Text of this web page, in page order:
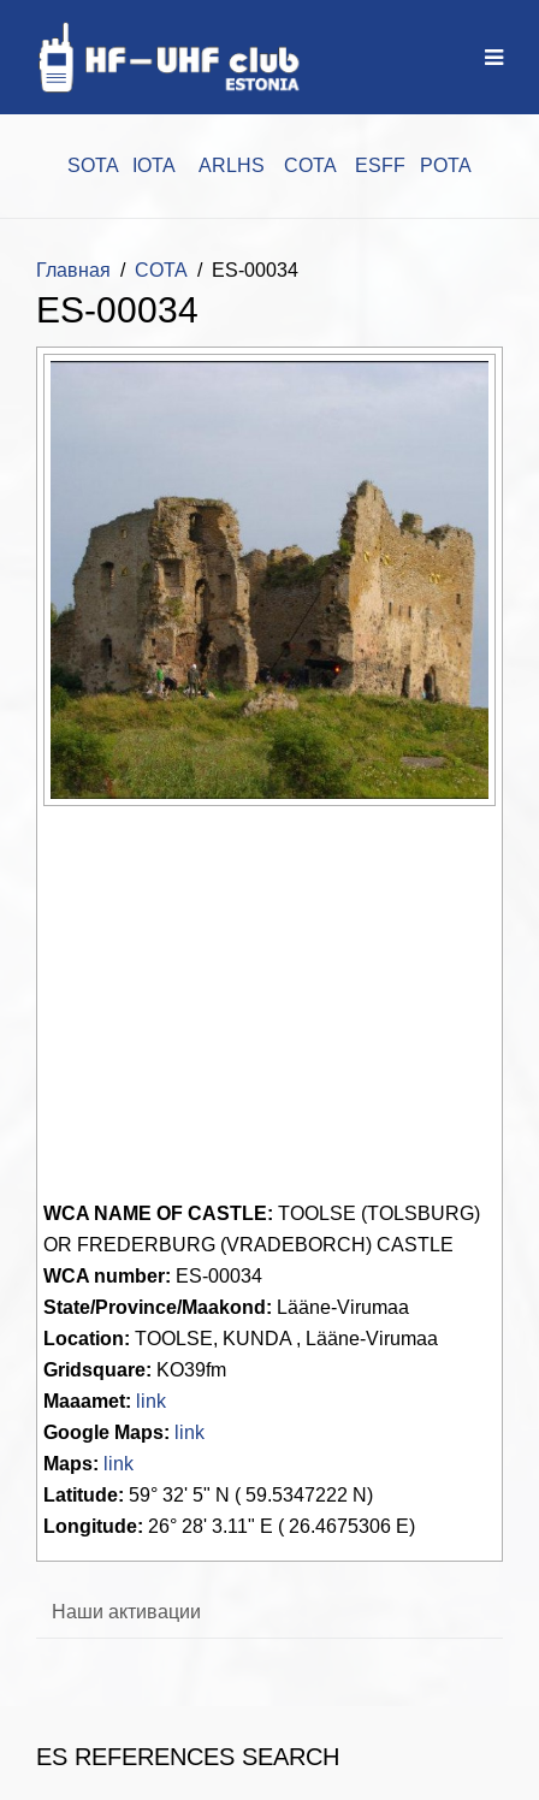
SOTA IOTA ARLHS COTA ESFF POTA
Главная COTA ES-00034
ES-00034
WCA NAME OF CASTLE: TOOLSE (TOLSBURG)
OR FREDERBURG (VRADEBORCH) CASTLE
WCA number: ES-00034
State/Province/Maakond: Lääne-Virumaa
Location: TOOLSE, KUNDA , Lääne-Virumaa
Gridsquare: KO39fm
Maaamet: link
Google Maps: link
Maps: link
Latitude: 59° 32' 5" N ( 59.5347222 N)
Longitude: 26° 28' 3.11" E ( 26.4675306 E)
Наши активации
ES REFERENCES SEARCH